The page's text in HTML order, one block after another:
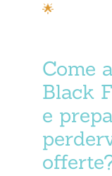
🌟
Come
Black
e